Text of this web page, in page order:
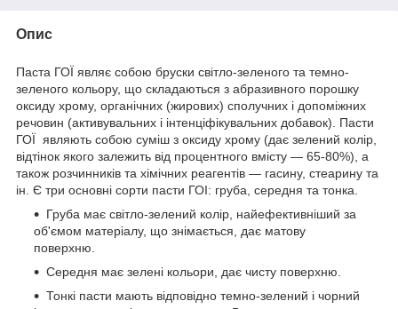
Опис
Паста ГОЇ являє собою бруски світло-зеленого та темно-
зеленого кольору, що складаються з абразивного порошку
оксиду хрому, органічних (жирових) сполучних і допоміжних
речовин (активувальних і інтенціфікувальних добавок). Пасти
ГОЇ являють собою суміш з оксиду хрому (дає зелений колір,
відтінок якого залежить від процентного вмісту — 65-80%), а
також розчинників та хімічних реагентів — гасину, стеарину та
ін. Є три основні сорти пасти ГОІ: груба, середня та тонка.
Груба має світло-зелений колір, найефективніший за
об'ємом матеріалу, що знімається, дає матову
поверхню.
Середня має зелені кольори, дає чисту поверхню.
Тонкі пасти мають відповідно темно-зелений і чорний